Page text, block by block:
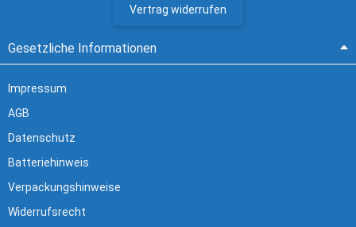
Vertrag widerrufen
Gesetzliche Informationen
Impressum
AGB
Datenschutz
Batteriehinweis
Verpackungshinweise
Widerrufsrecht